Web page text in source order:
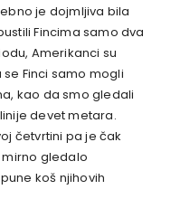
je dojmljiva bila
Fincima samo dva
Amerikanci su
Finci samo mogli
kao da smo gledali
devet metara.
četvrtini pa je čak
mirno gledalo
koš njihovih